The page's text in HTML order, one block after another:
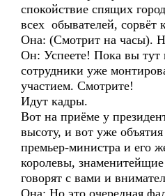
спокойствие спящих
всех обывателей, сорвёт
Она: (Смотрит на часы).
Он: Успеете! Пока вы тут
сотрудники уже
участием. Смотрите!
Идут кадры.
Вот на приёме у
высоту, и вот уже
премьер-министра и его
королевы,
говорят с вами и
Она: Но это очередная